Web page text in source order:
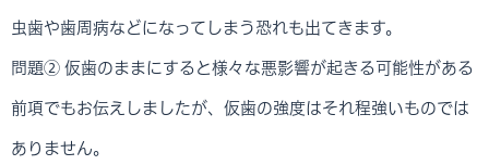
虫歯や歯周病などになってしまう恐れも出てきます。
問題② 仮歯のままにすると様々な悪影響が起きる可能性がある
前項でもお伝えしましたが、仮歯の強度はそれ程強いものでは
ありません。